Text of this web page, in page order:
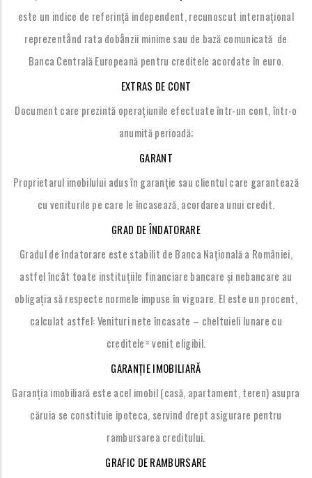
este un indice de referință independent, recunoscut internațional
reprezentând rata dobânzii minime sau de bază comunicată de
Banca Centrală Europeană pentru creditele acordate în euro.
EXTRAS DE CONT
Document care prezintă operațiunile efectuate într-un cont, într-o
anumită perioadă;
GARANT
Proprietarul imobilului adus în garanție sau clientul care garantează
cu veniturile pe care le încasează, acordarea unui credit.
GRAD DE ÎNDATORARE
Gradul de îndatorare este stabilit de Banca Națională a României,
astfel încât toate instituțiile financiare bancare și nebancare au
obligația să respecte normele impuse în vigoare. El este un procent,
calculat astfel: Venituri nete încasate – cheltuieli lunare cu
creditele= venit eligibil.
GARANȚIE IMOBILIARĂ
Garanția imobiliară este acel imobil (casă, apartament, teren) asupra
căruia se constituie ipoteca, servind drept asigurare pentru
rambursarea creditului.
GRAFIC DE RAMBURSARE